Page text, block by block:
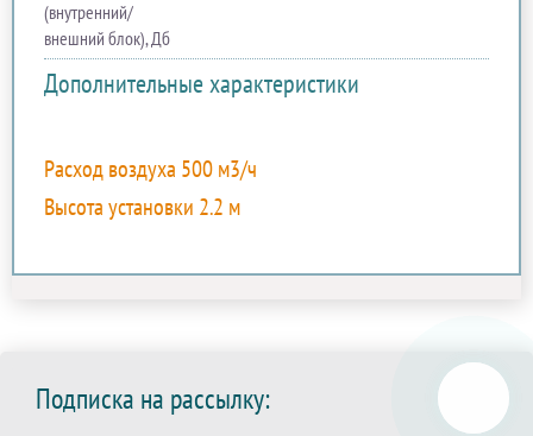
(внутренний/
внешний блок), Дб
Дополнительные характеристики
Расход воздуха 500 м3/ч
Высота установки 2.2 м
Подписка на рассылку: